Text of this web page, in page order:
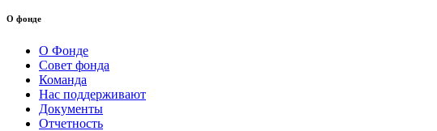
О фонде
О Фонде
Совет фонда
Команда
Нас поддерживают
Документы
Отчетность